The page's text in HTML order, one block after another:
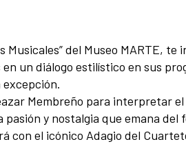
del Museo MARTE,
un diálogo estilístico en sus
excepción.
Membreño para interpretar
y nostalgia que emana del
el icónico Adagio del